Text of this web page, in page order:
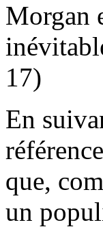
Morgan
17)
En
que,
un